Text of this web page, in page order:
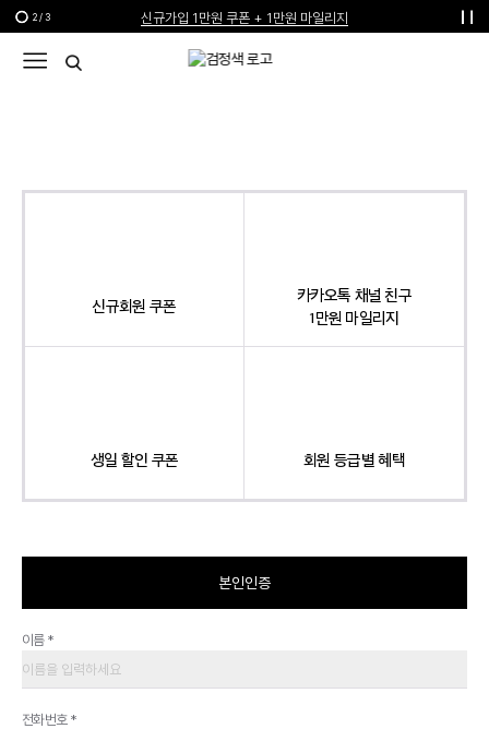
신규가입 1만원 쿠폰 + 1만원 마일리지
선물 포장재 제공 서비스
2 / 3
신규회원 쿠폰
카카오톡 채널 친구
1만원 마일리지
생일 할인 쿠폰 회원 등급별 혜택
본인인증
이름 *
전화번호 *